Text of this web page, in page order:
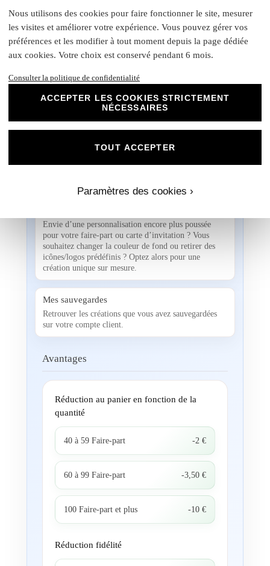
43 09
Contactez-nous directement par message texte. Un
conseiller est là du lun. au Ven. de 09h à 18h.
Échantillon remboursé si vous passez commande.
Plus d’informations sur nos produits, textures et
Envie d’une personnalisation encore plus poussée
pour votre faire-part ou carte d’invitation ? Vous
souhaitez changer la couleur de fond ou retirer des
icônes/logos prédéfinis ? Optez alors pour une
création unique sur mesure.
Mes sauvegardes
Retrouver les créations que vous avez sauvegardées
sur votre compte client.
Avantages
Réduction au panier en fonction de la
quantité
40 à 59 Faire-part -2 €
60 à 99 Faire-part -3,50 €
100 Faire-part et plus -10 €
Réduction fidélité
Nous utilisons des cookies pour faire fonctionner le site, mesurer
les visites et améliorer votre expérience. Vous pouvez gérer vos
préférences et les modifier à tout moment depuis la page dédiée
aux cookies. Votre choix est conservé pendant 6 mois.
Consulter la politique de confidentialité
ACCEPTER LES COOKIES STRICTEMENT
NÉCESSAIRES
Paramètres des cookies ›
TOUT ACCEPTER